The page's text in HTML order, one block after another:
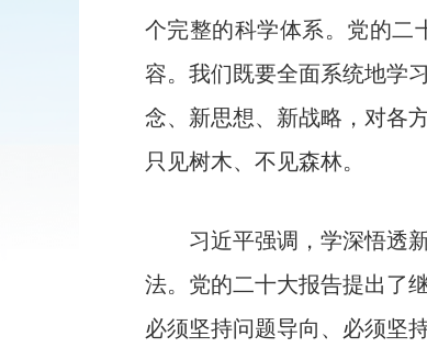
个完整的科学体系。党的二
容。我们既要全面系统地学
念、新思想、新战略，对各
只见树木、不见森林。
习近平强调，学深悟透
法。党的二十大报告提出了
必须坚持问题导向、必须坚